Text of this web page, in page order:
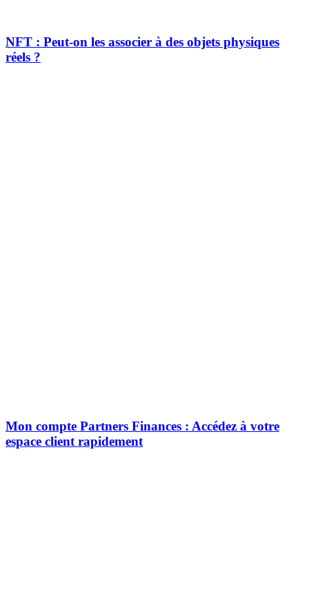
NFT : Peut-on les associer à des objets physiques
réels ?
Mon compte Partners Finances : Accédez à votre
espace client rapidement